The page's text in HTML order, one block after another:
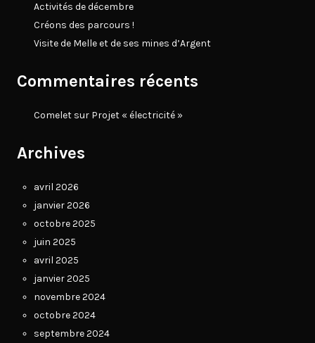
Activités de décembre
Créons des parcours !
Visite de Melle et de ses mines d’Argent
Commentaires récents
Comelet sur Projet « électricité »
Archives
avril 2026
janvier 2026
octobre 2025
juin 2025
avril 2025
janvier 2025
novembre 2024
octobre 2024
septembre 2024